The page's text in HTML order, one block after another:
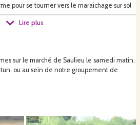
pour se tourner vers le maraichage sur sol
fermier :
Champs du Loup)
group/7288
Lire plus
sur le marché de Saulieu le samedi matin,
ou au sein de notre groupement de